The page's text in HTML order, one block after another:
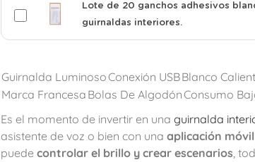
Lote de 20 ganchos adhesivos
guirnaldas interiores.
Guirnalda LuminosoConexión USBBlanco
Marca Francesa Bolas De AlgodónConsumo
Es el momento de invertir en una guirnalda
asistente de voz o bien con una aplicación móvil
puede controlar el brillo y crear escenarios,